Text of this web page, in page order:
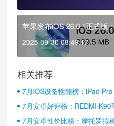
苹果发布iOS 26.0.1正式版
2025-09-30 08:49:17
相关推荐
7月iOS设备性能榜：iPad
7月安卓好评榜：REDMI
半壁江山
7月安卓性价比榜：摩托罗拉